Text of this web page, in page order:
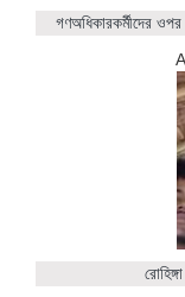
গণঅধিকারকর্মীদের